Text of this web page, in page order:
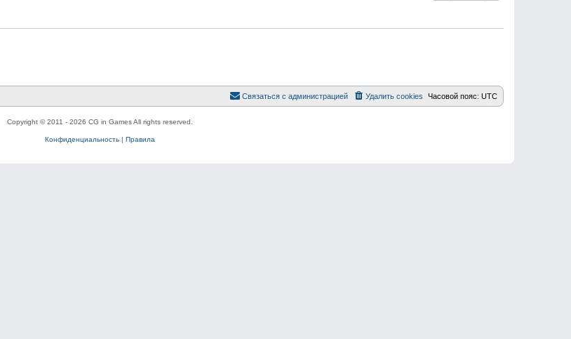
Часовой пояс: UTC
Удалить cookies
Связаться с администрацией
Copyright © 2011 - 2026 CG in Games All rights reserved.
Конфиденциальность| Правила